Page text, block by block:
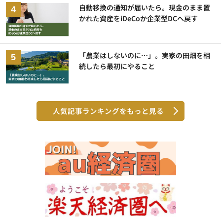
自動移換の通知が届いたら。現金のまま置
かれた資産をiDeCoか企業型DCへ戻す
「農業はしないのに…」。実家の田畑を相
続したら最初にやること
人気記事ランキングをもっと見る